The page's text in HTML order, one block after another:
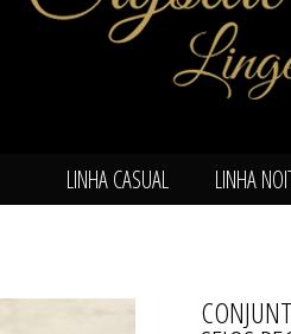
LINHA CASUAL LINHA